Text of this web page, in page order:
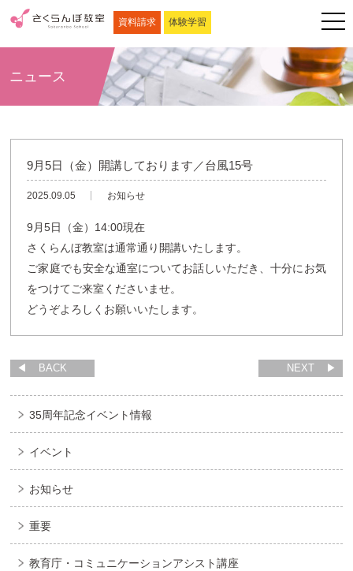
資料請求 体験学習
ニュース
9月5日（金）開講しております／台風15号
2025.09.05 お知らせ
9月5日（金）14:00現在
さくらんぼ教室は通常通り開講いたします。
ご家庭でも安全な通室についてお話しいただき、十分にお気
をつけてご来室くださいませ。
どうぞよろしくお願いいたします。
BACK NEXT
35周年記念イベント情報
イベント
お知らせ
重要
教育庁・コミュニケーションアシスト講座